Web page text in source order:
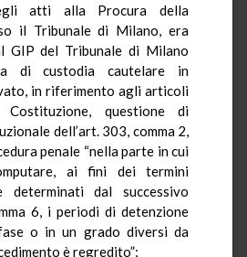
atti alla Procura della
il Tribunale di Milano, era
GIP del Tribunale di Milano
di custodia cautelare in
in riferimento agli articoli
questione di
dell’art. 303, comma 2,
penale “nella parte in cui
ai fini dei termini
determinati dal successivo
6, i periodi di detenzione
o in un grado diversi da
è regredito”;